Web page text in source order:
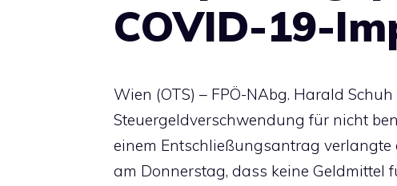
COVID-19-
Wien (OTS) – FPÖ-NAbg. Harald
Steuergeldverschwendung für nicht
einem Entschließungsantrag verlangte
am Donnerstag, dass keine Geldmittel